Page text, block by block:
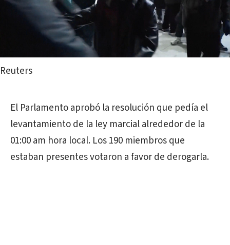
Reuters
El Parlamento aprobó la resolución que pedía el
levantamiento de la ley marcial alrededor de la
01:00 am hora local. Los 190 miembros que
estaban presentes votaron a favor de derogarla.